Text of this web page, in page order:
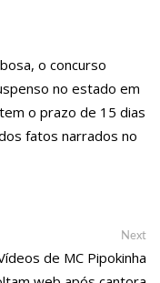
Energia que
nossa força’, diz Arthur
popular
ofertam vacina
em Manaus
inscrições confirmadas
viajar ao espaço, confira
o concurso
no estado em
o prazo de 15 dias
fatos narrados no
Next
de MC Pipokinha